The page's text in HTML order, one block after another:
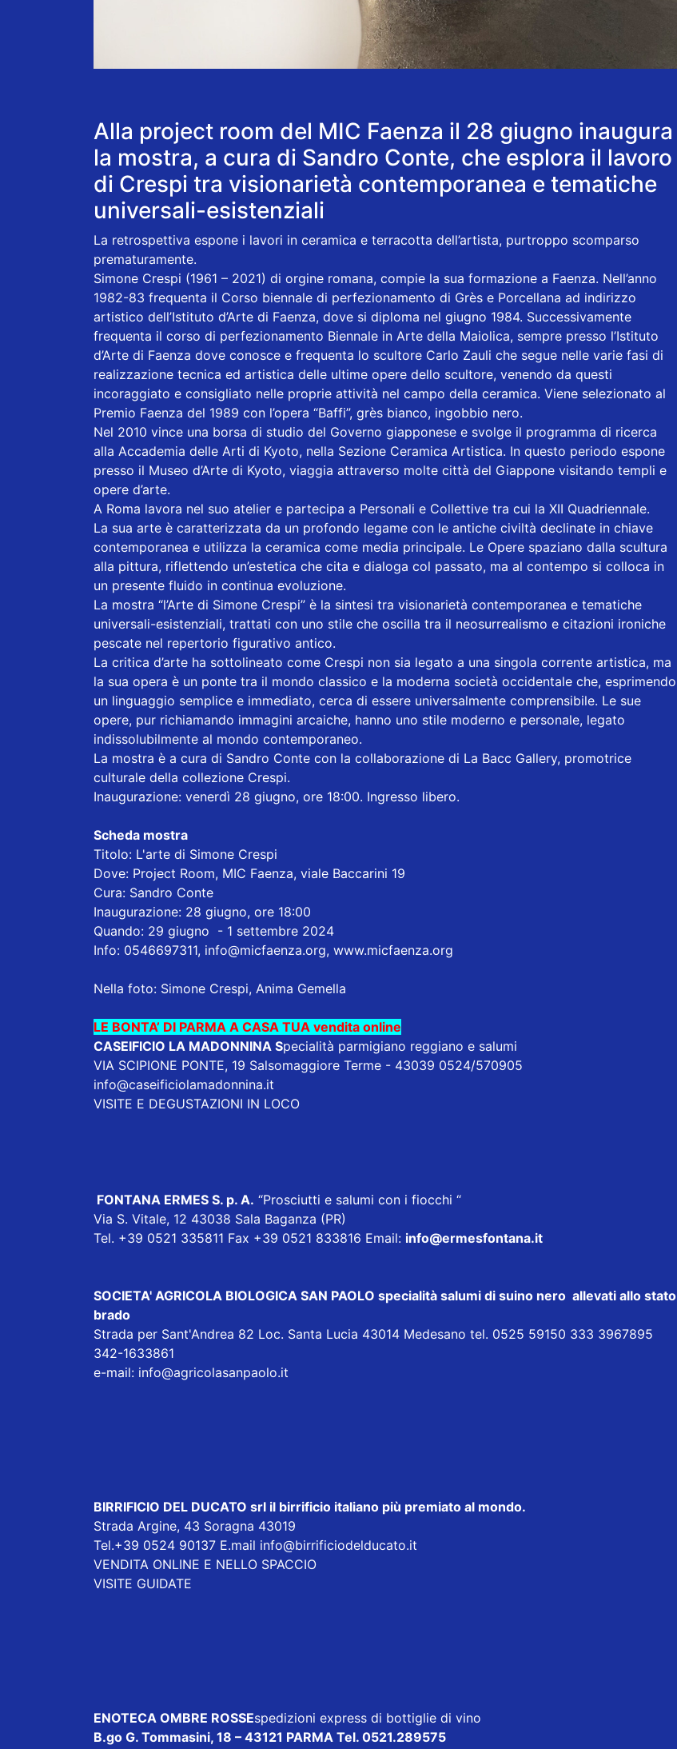
Alla project room del MIC Faenza il 28 giugno inaugura
la mostra, a cura di Sandro Conte, che esplora il lavoro
di Crespi tra visionarietà contemporanea e tematiche
universali-esistenziali
La retrospettiva espone i lavori in ceramica e terracotta dell’artista, purtroppo scomparso
prematuramente.
Simone Crespi (1961 – 2021) di orgine romana, compie la sua formazione a Faenza. Nell’anno
1982-83 frequenta il Corso biennale di perfezionamento di Grès e Porcellana ad indirizzo
artistico dell’Istituto d’Arte di Faenza, dove si diploma nel giugno 1984. Successivamente
frequenta il corso di perfezionamento Biennale in Arte della Maiolica, sempre presso l’Istituto
d’Arte di Faenza dove conosce e frequenta lo scultore Carlo Zauli che segue nelle varie fasi di
realizzazione tecnica ed artistica delle ultime opere dello scultore, venendo da questi
incoraggiato e consigliato nelle proprie attività nel campo della ceramica. Viene selezionato al
Premio Faenza del 1989 con l’opera “Baffi”, grès bianco, ingobbio nero.
Nel 2010 vince una borsa di studio del Governo giapponese e svolge il programma di ricerca
alla Accademia delle Arti di Kyoto, nella Sezione Ceramica Artistica. In questo periodo espone
presso il Museo d’Arte di Kyoto, viaggia attraverso molte città del Giappone visitando templi e
opere d’arte.
A Roma lavora nel suo atelier e partecipa a Personali e Collettive tra cui la XII Quadriennale.
La sua arte è caratterizzata da un profondo legame con le antiche civiltà declinate in chiave
contemporanea e utilizza la ceramica come media principale. Le Opere spaziano dalla scultura
alla pittura, riflettendo un’estetica che cita e dialoga col passato, ma al contempo si colloca in
un presente fluido in continua evoluzione.
La mostra “l’Arte di Simone Crespi” è la sintesi tra visionarietà contemporanea e tematiche
universali-esistenziali, trattati con uno stile che oscilla tra il neosurrealismo e citazioni ironiche
pescate nel repertorio figurativo antico.
La critica d’arte ha sottolineato come Crespi non sia legato a una singola corrente artistica, ma
la sua opera è un ponte tra il mondo classico e la moderna società occidentale che, esprimendo
un linguaggio semplice e immediato, cerca di essere universalmente comprensibile. Le sue
opere, pur richiamando immagini arcaiche, hanno uno stile moderno e personale, legato
indissolubilmente al mondo contemporaneo.
La mostra è a cura di Sandro Conte con la collaborazione di La Bacc Gallery, promotrice
culturale della collezione Crespi.
Inaugurazione: venerdì 28 giugno, ore 18:00. Ingresso libero.
Scheda mostra
Titolo: L'arte di Simone Crespi
Dove: Project Room, MIC Faenza, viale Baccarini 19
Cura: Sandro Conte
Inaugurazione: 28 giugno, ore 18:00
Quando: 29 giugno - 1 settembre 2024
Info: 0546697311, info@micfaenza.org, www.micfaenza.org
Nella foto: Simone Crespi, Anima Gemella
LE BONTA’ DI PARMA A CASA TUA vendita online
CASEIFICIO LA MADONNINA Specialità parmigiano reggiano e salumi
VIA SCIPIONE PONTE, 19 Salsomaggiore Terme - 43039 0524/570905
info@caseificiolamadonnina.it
VISITE E DEGUSTAZIONI IN LOCO
FONTANA ERMES S. p. A. “Prosciutti e salumi con i fiocchi “
Via S. Vitale, 12 43038 Sala Baganza (PR)
Tel. +39 0521 335811 Fax +39 0521 833816 Email: info@ermesfontana.it
SOCIETA' AGRICOLA BIOLOGICA SAN PAOLO specialità salumi di suino nero allevati allo stato
brado
Strada per Sant'Andrea 82 Loc. Santa Lucia 43014 Medesano tel. 0525 59150 333 3967895
342-1633861
e-mail: info@agricolasanpaolo.it
BIRRIFICIO DEL DUCATO srl il birrificio italiano più premiato al mondo.
Strada Argine, 43 Soragna 43019
Tel.+39 0524 90137 E.mail info@birrificiodelducato.it
VENDITA ONLINE E NELLO SPACCIO
VISITE GUIDATE
ENOTECA OMBRE ROSSEspedizioni express di bottiglie di vino
B.go G. Tommasini, 18 – 43121 PARMA Tel. 0521.289575